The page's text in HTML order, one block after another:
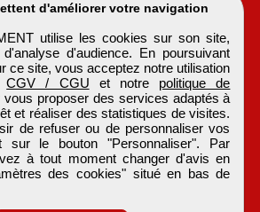
d'améliorer votre navigation
utilise les cookies sur son site,
d'audience. En poursuivant
ce site, vous acceptez notre utilisation
CGV / CGU et notre politique de
proposer des services adaptés à
et réaliser des statistiques de visites.
de refuser ou de personnaliser vos
sur le bouton "Personnaliser". Par
à tout moment changer d'avis en
des cookies" situé en bas de